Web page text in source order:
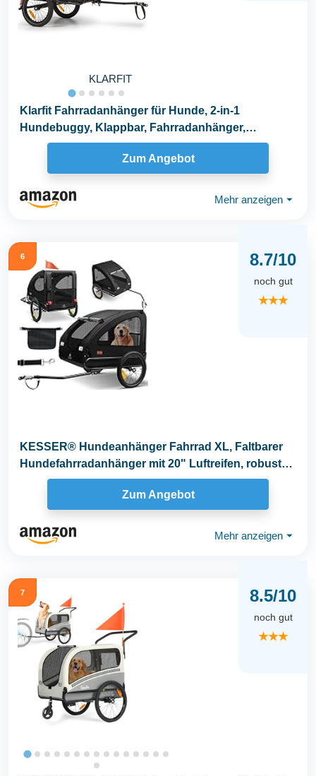
KLARFIT
Klarfit Fahrradanhänger für Hunde, 2-in-1
Hundebuggy, Klappbar, Fahrradanhänger,
Hundeanhänger...
Zum Angebot
Mehr anzeigen ⏷
6 8.7/10
noch gut
★★★
KESSER® Hundeanhänger Fahrrad XL, Faltbarer
Hundefahrradanhänger mit 20" Luftreifen, robuste
600D...
Zum Angebot
Mehr anzeigen ⏷
7 8.5/10
noch gut
★★★